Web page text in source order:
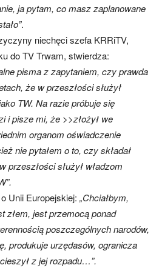
ja pytam, co masz zaplanowane
.
niechęci szefa KRRiTV,
do TV Trwam, stwierdza:
pisma z zapytaniem, czy prawda
że w przeszłości służył
TW. Na razie próbuje się
i pisze mi, że >>złożył we
organom oświadczenie
nie pytałem o to, czy składał
przeszłości służył władzom
Unii Europejskiej: „Chciałbym,
złem, jest przemocą ponad
poszczególnych narodów,
produkuje urzędasów, ogranicza
z jej rozpadu…”.